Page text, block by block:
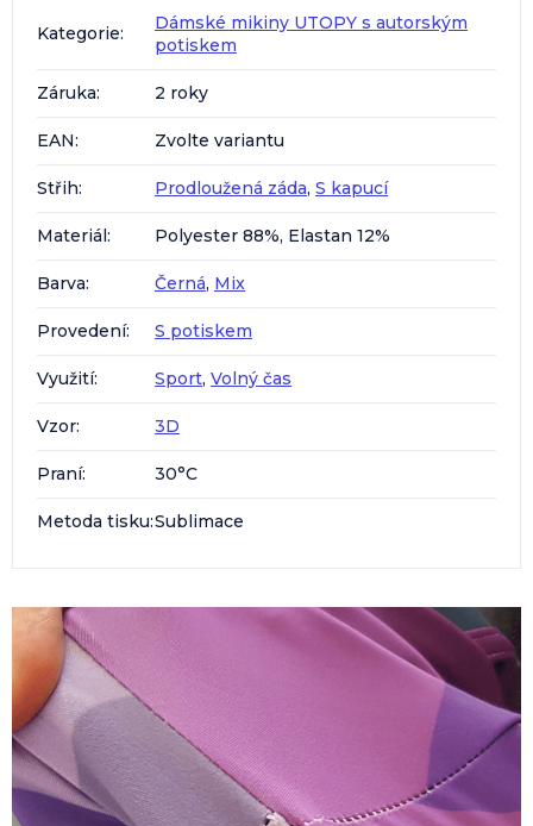
Kategorie:
Dámské mikiny UTOPY s autorským
potiskem
Záruka: 2 roky
EAN: Zvolte variantu
Střih: Prodloužená záda, S kapucí
Materiál: Polyester 88%, Elastan 12%
Barva: Černá, Mix
Provedení: S potiskem
Využití: Sport, Volný čas
Vzor: 3D
Praní: 30°C
Metoda tisku:Sublimace